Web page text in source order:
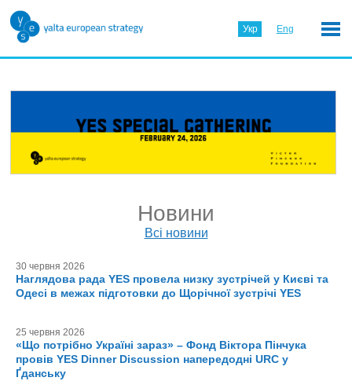
Укр Eng
Новини
Всі новини
30 червня 2026
Наглядова рада YES провела низку зустрічей у Києві та
Одесі в межах підготовки до Щорічної зустрічі YES
25 червня 2026
«Що потрібно Україні зараз» – Фонд Віктора Пінчука
провів YES Dinner Discussion напередодні URC у
Ґданську